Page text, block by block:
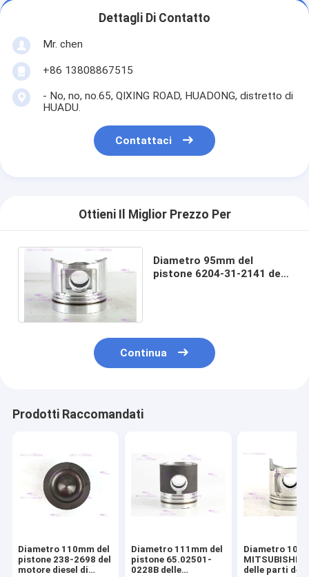
Dettagli Di Contatto
Mr. chen
+86 13808867515
- No, no, no.65, QIXING ROAD, HUADONG, distretto di
HUADU.
Contattaci
Ottieni Il Miglior Prezzo Per
Diametro 95mm del
pistone 6204-31-2141 del
Continua
Prodotti Raccomandati
Diametro 110mm del
pistone 238-2698 del
motore diesel di
Diametro 111mm del
pistone 65.02501-
0228B delle
Diametro
MITSUBISHI
delle parti del